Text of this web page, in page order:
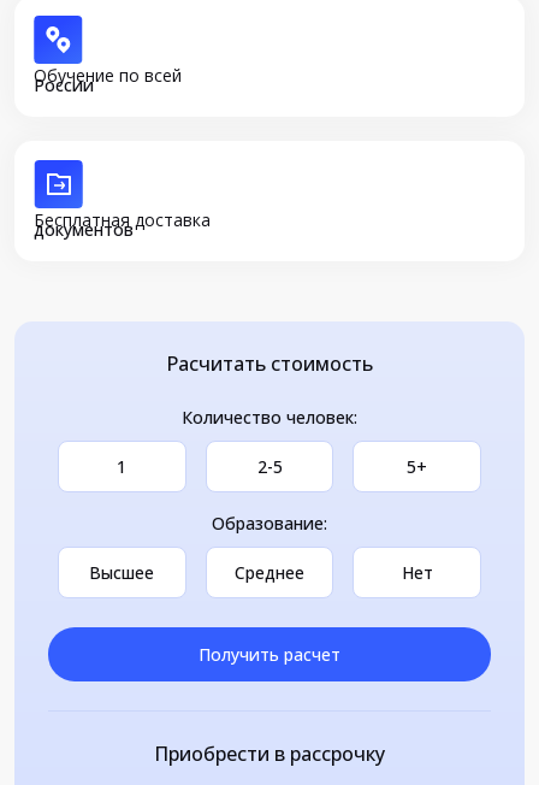
Обучение по всей
России
Бесплатная доставка
документов
Расчитать стоимость
Количество человек:
1 2-5 5+
Образование:
Высшее Среднее Нет
Получить расчет
Приобрести в рассрочку